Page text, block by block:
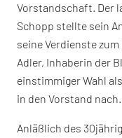
Vorstandschaft. Der
Schopp stellte sein
seine Verdienste
Adler, Inhaberin der
einstimmiger Wahl
in den Vorstand nach.
Anläßlich des